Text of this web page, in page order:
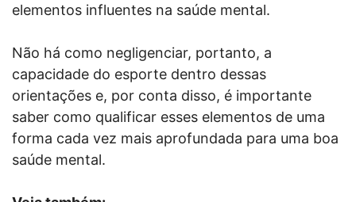
elementos influentes na saúde mental.
Não há como negligenciar, portanto, a
capacidade do esporte dentro dessas
orientações e, por conta disso, é importante
saber como qualificar esses elementos de uma
forma cada vez mais aprofundada para uma boa
saúde mental.